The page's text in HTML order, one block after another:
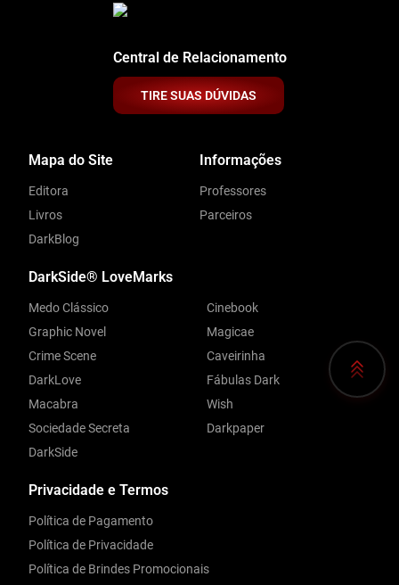
Central de Relacionamento
TIRE SUAS DÚVIDAS
Privacidade e Termos
Política de Pagamento
Política de Privacidade
Política de Brindes Promocionais
Mapa do Site
Editora
Livros
DarkBlog
Informações
Professores
Parceiros
DarkSide® LoveMarks
Medo Clássico
Graphic Novel
Crime Scene
DarkLove
Macabra
Sociedade Secreta
DarkSide
Cinebook
Magicae
Caveirinha
Fábulas Dark
Wish
Darkpaper